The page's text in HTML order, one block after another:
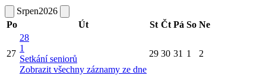
Srpen2026
Po
Út St Čt Pá So Ne
27
28
1
Setkání seniorů
Zobrazit všechny záznamy ze dne
29 30 31 1 2